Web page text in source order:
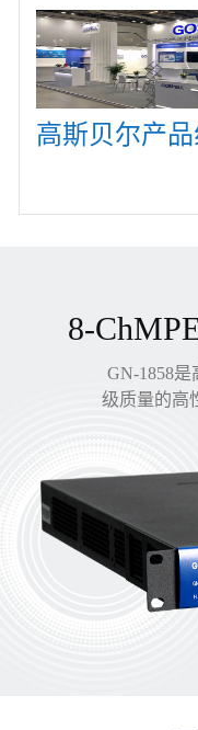
8-
GN-1858
级质量的高